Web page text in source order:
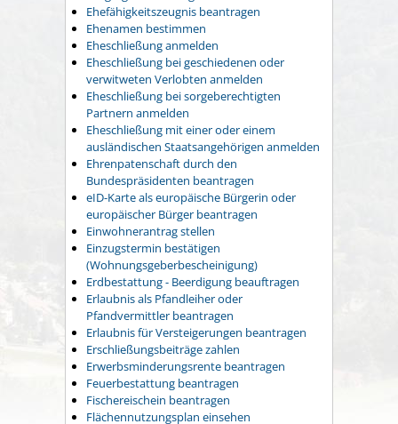
Ehefähigkeitszeugnis beantragen
Ehenamen bestimmen
Eheschließung anmelden
Eheschließung bei geschiedenen oder
verwitweten Verlobten anmelden
Eheschließung bei sorgeberechtigten
Partnern anmelden
Eheschließung mit einer oder einem
ausländischen Staatsangehörigen anmelden
Ehrenpatenschaft durch den
Bundespräsidenten beantragen
eID-Karte als europäische Bürgerin oder
europäischer Bürger beantragen
Einwohnerantrag stellen
Einzugstermin bestätigen
(Wohnungsgeberbescheinigung)
Erdbestattung - Beerdigung beauftragen
Erlaubnis als Pfandleiher oder
Pfandvermittler beantragen
Erlaubnis für Versteigerungen beantragen
Erschließungsbeiträge zahlen
Erwerbsminderungsrente beantragen
Feuerbestattung beantragen
Fischereischein beantragen
Flächennutzungsplan einsehen